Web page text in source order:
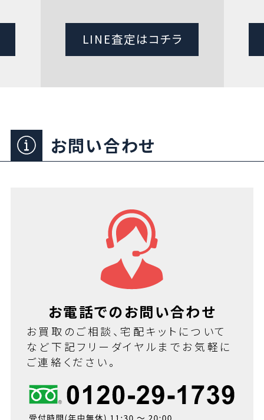
LINE査定はコチラ
お問い合わせ
お電話でのお問い合わせ
お買取のご相談、宅配キットについて
など下記フリーダイヤルまでお気軽に
ご連絡ください。